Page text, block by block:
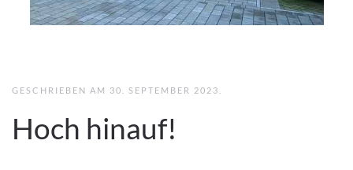
GESCHRIEBEN AM 30. SEPTEMBER 2023
Hoch hinauf!